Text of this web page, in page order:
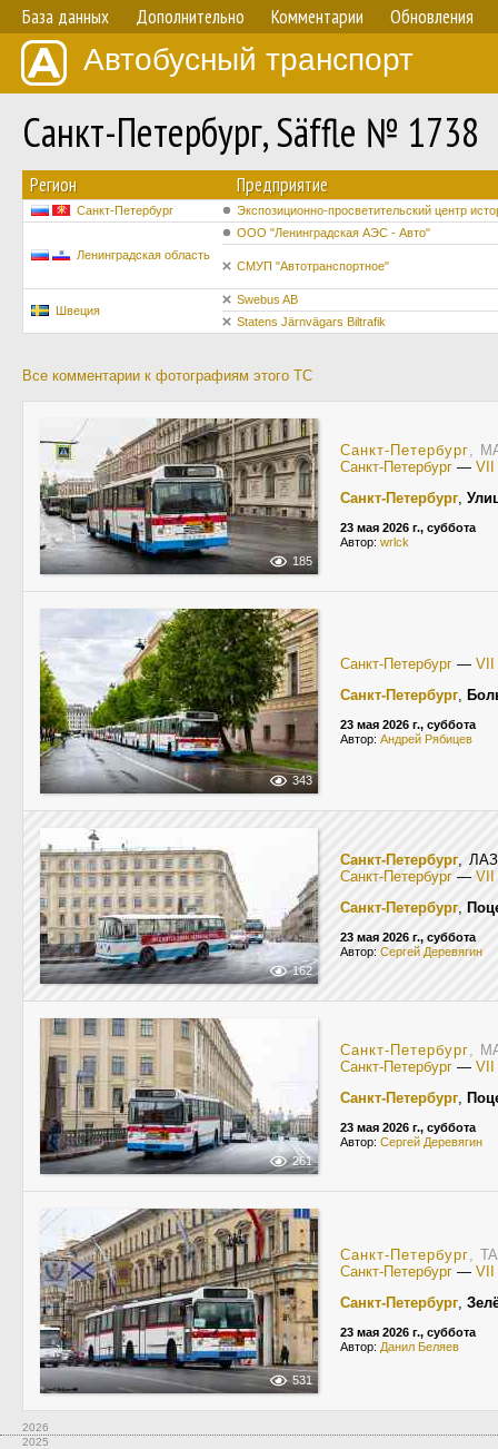
База данных Дополнительно Комментарии Обновления
Автобусный транспорт
Санкт-Петербург, Säffle № 1738
Регион Предприятие
Санкт-Петербург Экспозиционно-просветительский центр
Ленинградская область
ООО "Ленинградская АЭС - Авто"
СМУП "Автотранспортное"
Швеция
Swebus AB
Statens Järnvägars Biltrafik
Все комментарии к фотографиям этого ТС
185
Санкт-Петербург,
Санкт-Петербург — VII
Санкт-Петербург,
23 мая 2026 г., суббота
Автор: wrlck
343
Санкт-Петербург — VII
Санкт-Петербург,
23 мая 2026 г., суббота
Автор: Андрей Рябицев
162
Санкт-Петербург,
Санкт-Петербург — VII
Санкт-Петербург,
23 мая 2026 г., суббота
Автор: Сергей Деревягин
261
Санкт-Петербург,
Санкт-Петербург — VII
Санкт-Петербург,
23 мая 2026 г., суббота
Автор: Сергей Деревягин
531
Санкт-Петербург,
Санкт-Петербург — VII
Санкт-Петербург,
23 мая 2026 г., суббота
Автор: Данил Беляев
2026
2025